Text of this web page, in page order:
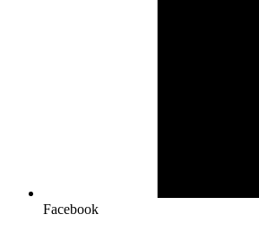
Facebook